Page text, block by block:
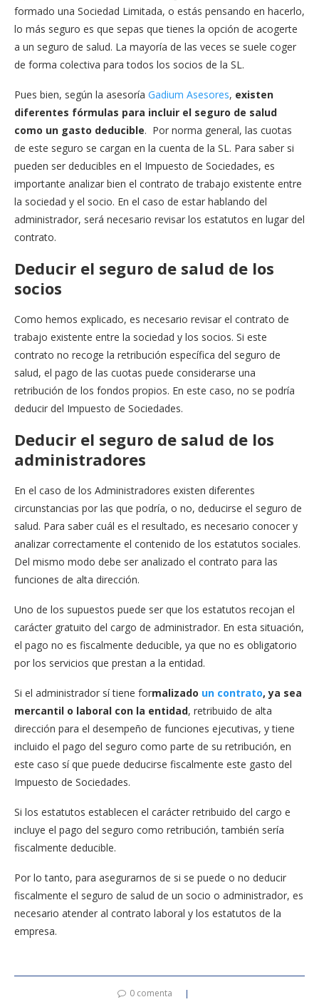
formado una Sociedad Limitada, o estás pensando en hacerlo,
lo más seguro es que sepas que tienes la opción de acogerte
a un seguro de salud. La mayoría de las veces se suele coger
de forma colectiva para todos los socios de la SL.
Pues bien, según la asesoría Gadium Asesores, existen
diferentes fórmulas para incluir el seguro de salud
como un gasto deducible. Por norma general, las cuotas
de este seguro se cargan en la cuenta de la SL. Para saber si
pueden ser deducibles en el Impuesto de Sociedades, es
importante analizar bien el contrato de trabajo existente entre
la sociedad y el socio. En el caso de estar hablando del
administrador, será necesario revisar los estatutos en lugar del
contrato.
Deducir el seguro de salud de los
socios
Como hemos explicado, es necesario revisar el contrato de
trabajo existente entre la sociedad y los socios. Si este
contrato no recoge la retribución específica del seguro de
salud, el pago de las cuotas puede considerarse una
retribución de los fondos propios. En este caso, no se podría
deducir del Impuesto de Sociedades.
Deducir el seguro de salud de los
administradores
En el caso de los Administradores existen diferentes
circunstancias por las que podría, o no, deducirse el seguro de
salud. Para saber cuál es el resultado, es necesario conocer y
analizar correctamente el contenido de los estatutos sociales.
Del mismo modo debe ser analizado el contrato para las
funciones de alta dirección.
Uno de los supuestos puede ser que los estatutos recojan el
carácter gratuito del cargo de administrador. En esta situación,
el pago no es fiscalmente deducible, ya que no es obligatorio
por los servicios que prestan a la entidad.
Si el administrador sí tiene formalizado un contrato, ya sea
mercantil o laboral con la entidad, retribuido de alta
dirección para el desempeño de funciones ejecutivas, y tiene
incluido el pago del seguro como parte de su retribución, en
este caso sí que puede deducirse fiscalmente este gasto del
Impuesto de Sociedades.
Si los estatutos establecen el carácter retribuido del cargo e
incluye el pago del seguro como retribución, también sería
fiscalmente deducible.
Por lo tanto, para asegurarnos de si se puede o no deducir
fiscalmente el seguro de salud de un socio o administrador, es
necesario atender al contrato laboral y los estatutos de la
empresa.
0 comenta